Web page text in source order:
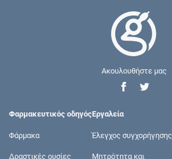
Ακουλουθήστε μας
Φαρμακευτικός οδηγός
Φάρμακα
Δραστικές ουσίες
Εργαλεία
Έλεγχος συγχορήγησης
Μητρότητα και